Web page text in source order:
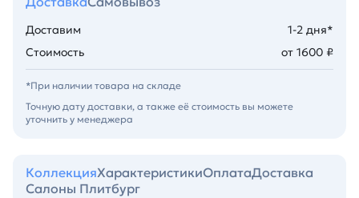
Доставим
1-2 дня*
Стоимость
от 1600 ₽
*При наличии товара на складе
Точную дату доставки, а также её стоимость вы можете
уточнить у менеджера
КоллекцияХарактеристикиОплатаДоставка
Салоны Плитбург